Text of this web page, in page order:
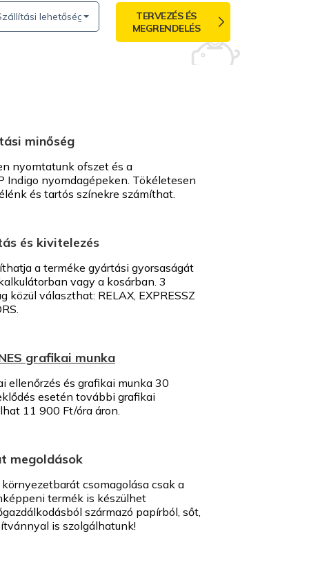
lehetőségek
TERVEZÉS ÉS
MEGRENDELÉS
minőség
nyomtatunk ofszet és a
Indigo nyomdagépeken. Tökéletesen
és tartós színekre számíthat.
és kivitelezés
a terméke gyártási gyorsaságát
vagy a kosárban. 3
közül választhat: RELAX, EXPRESSZ
grafikai munka
ellenőrzés és grafikai munka 30
esetén további grafikai
11 900 Ft/óra áron.
megoldások
csomagolása csak a
termék is készülhet
származó papírból, sőt,
is szolgálhatunk!